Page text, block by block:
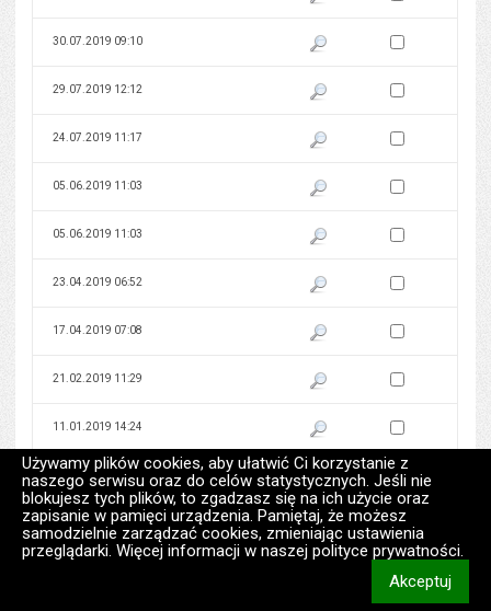
Używamy plików cookies, aby ułatwić Ci korzystanie z
naszego serwisu oraz do celów statystycznych. Jeśli nie
blokujesz tych plików, to zgadzasz się na ich użycie oraz
zapisanie w pamięci urządzenia. Pamiętaj, że możesz
samodzielnie zarządzać cookies, zmieniając ustawienia
przeglądarki. Więcej informacji w naszej polityce prywatności.
Akceptuj
30.07.2019 09:10 Pokaż podgląd wersji z dnia
Zaznacz wersję do
29.07.2019 12:12 Pokaż podgląd wersji z dnia
Zaznacz wersję do
24.07.2019 11:17 Pokaż podgląd wersji z dnia
Zaznacz wersję do
05.06.2019 11:03 Pokaż podgląd wersji z dnia
Zaznacz wersję do
05.06.2019 11:03 Pokaż podgląd wersji z dnia
Zaznacz wersję do
23.04.2019 06:52 Pokaż podgląd wersji z dnia
Zaznacz wersję do
17.04.2019 07:08 Pokaż podgląd wersji z dnia
Zaznacz wersję do
21.02.2019 11:29 Pokaż podgląd wersji z dnia
Zaznacz wersję do
11.01.2019 14:24 Pokaż podgląd wersji z dnia
Zaznacz wersję do
02.01.2019 09:50 Pokaż podgląd wersji z dnia
Zaznacz wersję
28.12.2018 15:24 Pokaż podgląd wersji z dnia
Zaznacz wersję do